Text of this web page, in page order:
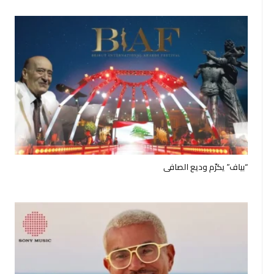
“بياف” يكرّم وديع الصافي